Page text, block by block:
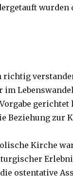
wurden
richtig
im
gerichtet
Beziehung zur
Kirche
ostentative